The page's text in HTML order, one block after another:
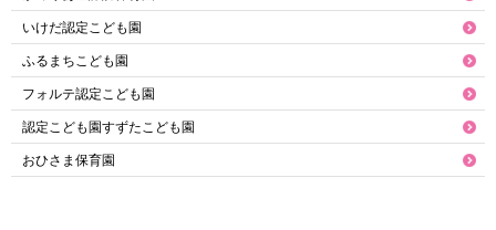
いけだ認定こども園
ふるまちこども園
フォルテ認定こども園
認定こども園すずたこども園
おひさま保育園